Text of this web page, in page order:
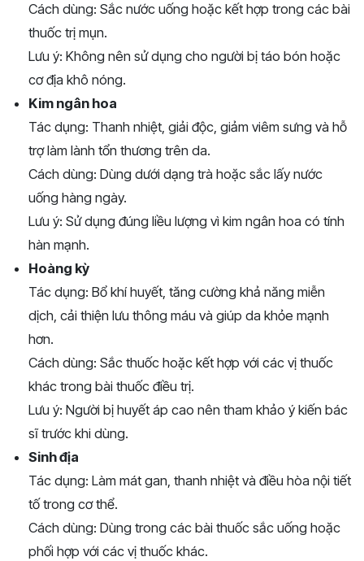
Cách dùng: Sắc nước uống hoặc kết hợp trong các bài
thuốc trị mụn.
Lưu ý: Không nên sử dụng cho người bị táo bón hoặc
cơ địa khô nóng.
Kim ngân hoa
Tác dụng: Thanh nhiệt, giải độc, giảm viêm sưng và hỗ
trợ làm lành tổn thương trên da.
Cách dùng: Dùng dưới dạng trà hoặc sắc lấy nước
uống hàng ngày.
Lưu ý: Sử dụng đúng liều lượng vì kim ngân hoa có tính
hàn mạnh.
Hoàng kỳ
Tác dụng: Bổ khí huyết, tăng cường khả năng miễn
dịch, cải thiện lưu thông máu và giúp da khỏe mạnh
hơn.
Cách dùng: Sắc thuốc hoặc kết hợp với các vị thuốc
khác trong bài thuốc điều trị.
Lưu ý: Người bị huyết áp cao nên tham khảo ý kiến bác
sĩ trước khi dùng.
Sinh địa
Tác dụng: Làm mát gan, thanh nhiệt và điều hòa nội tiết
tố trong cơ thể.
Cách dùng: Dùng trong các bài thuốc sắc uống hoặc
phối hợp với các vị thuốc khác.